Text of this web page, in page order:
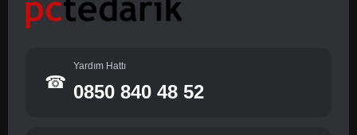
☎
Yardım Hattı
0850 840 48 52